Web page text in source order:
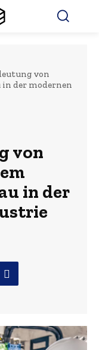
von
der modernen
von
in der